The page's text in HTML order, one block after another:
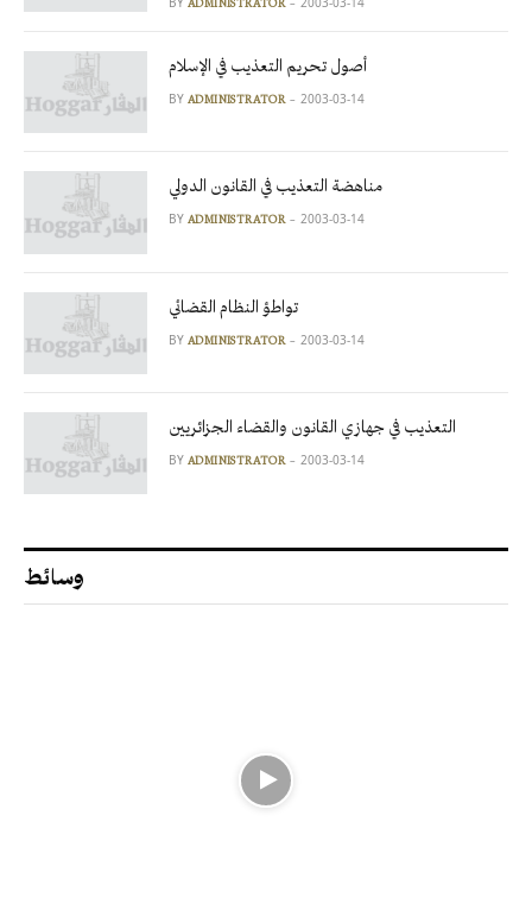
ADMINISTRATOR
أصول تحريم التعذيب في الإسلام
BY ADMINISTRATOR 2003-03-14
مناهضة التعذيب في القانون الدولي
BY ADMINISTRATOR 2003-03-14
تواطؤ النظام القضائي
BY ADMINISTRATOR 2003-03-14
التعذيب في جهازي القانون والقضاء الجزائريين
BY ADMINISTRATOR 2003-03-14
وسائط